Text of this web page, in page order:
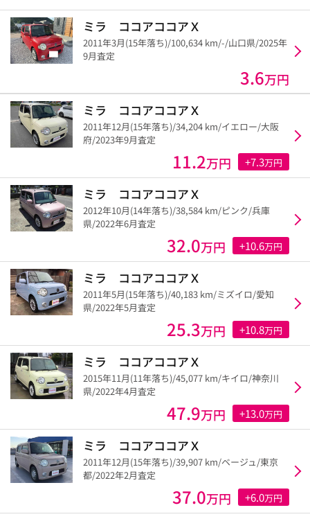
ミラ ココアココアＸ
2011年3月(15年落ち)/100,634 km/-/山口県/2025年
9月査定
3.6万円
ミラ ココアココアＸ
2011年12月(15年落ち)/34,204 km/イエロー/大阪
府/2023年9月査定
11.2万円 +7.3万円
ミラ ココアココアＸ
2012年10月(14年落ち)/38,584 km/ピンク/兵庫
県/2022年6月査定
32.0万円 +10.6万円
ミラ ココアココアＸ
2011年5月(15年落ち)/40,183 km/ミズイロ/愛知
県/2022年5月査定
25.3万円 +10.8万円
ミラ ココアココアＸ
2015年11月(11年落ち)/45,077 km/キイロ/神奈川
県/2022年4月査定
47.9万円 +13.0万円
ミラ ココアココアＸ
2011年12月(15年落ち)/39,907 km/ベージュ/東京
都/2022年2月査定
37.0万円 +6.0万円